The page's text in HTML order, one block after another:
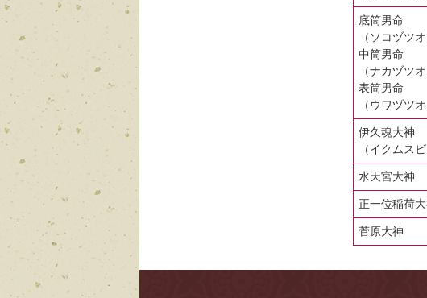
底筒男命
（ソコヅツ
中筒男命
（ナカヅツ
表筒男命
（ウワヅツ
伊久魂大神
（イクムス
水天宮大神
正一位稲荷
菅原大神